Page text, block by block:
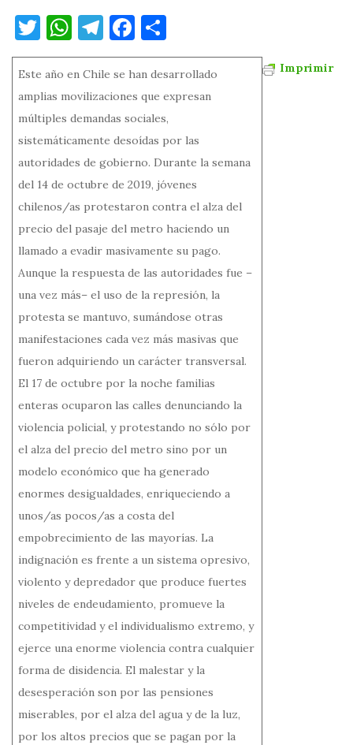
T
w
it
te
r
W
h
at
s
A
p
p
T
el
e
gr
a
m
F
a
c
e
b
o
o
k
o
m
p
ar
ti
r
Imprimir
Este año en Chile se han desarrollado
amplias movilizaciones que expresan
múltiples demandas sociales,
sistemáticamente desoídas por las
autoridades de gobierno. Durante la semana
del 14 de octubre de 2019, jóvenes
chilenos/as protestaron contra el alza del
precio del pasaje del metro haciendo un
llamado a evadir masivamente su pago.
Aunque la respuesta de las autoridades fue –
una vez más– el uso de la represión, la
protesta se mantuvo, sumándose otras
manifestaciones cada vez más masivas que
fueron adquiriendo un carácter transversal.
El 17 de octubre por la noche familias
enteras ocuparon las calles denunciando la
violencia policial, y protestando no sólo por
el alza del precio del metro sino por un
modelo económico que ha generado
enormes desigualdades, enriqueciendo a
unos/as pocos/as a costa del
empobrecimiento de las mayorías. La
indignación es frente a un sistema opresivo,
violento y depredador que produce fuertes
niveles de endeudamiento, promueve la
competitividad y el individualismo extremo, y
ejerce una enorme violencia contra cualquier
forma de disidencia. El malestar y la
desesperación son por las pensiones
miserables, por el alza del agua y de la luz,
por los altos precios que se pagan por la